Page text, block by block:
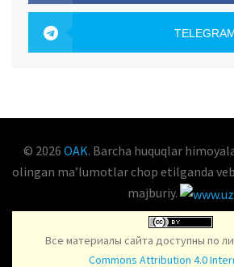
© 2026 OAK. Barcha huquqlar
olingan maʼlumotlar chop etilganda
majburiy.
Все материалы сайта доступны по
Commons Attribution 4.0